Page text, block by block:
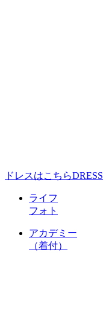
ドレスはこちらDRESS
ライフ
フォト
アカデミー
（着付）